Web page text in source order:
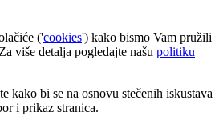
('cookies') kako bismo Vam pružili
više detalja pogledajte našu politiku
kako bi se na osnovu stečenih iskustava
i prikaz stranica.